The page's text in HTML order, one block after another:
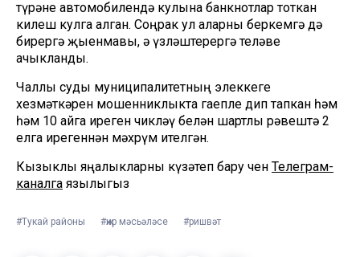
түрәне автомобилендә кулына банкнотлар тоткан
килеш кулга алган. Соңрак ул аларны беркемгә дә
бирергә җыенмавы, ә үзләштерергә теләве
ачыкланды.
Чаллы суды муниципалитетның элеккеге
хезмәткәрен мошенниклыкта гаепле дип тапкан һәм
һәм 10 айга иреген чикләү белән шартлы рәвештә 2
елга ирегеннән мәхрүм ителгән.
Кызыклы яңалыкларны күзәтеп бару өчен Телеграм-
каналга язылыгыз
#Тукай районы #җир мәсьәләсе #ришвәт